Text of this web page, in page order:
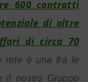
600 contratti
di oltre
di circa 70
rete è una fra le
il nostro Gruppo